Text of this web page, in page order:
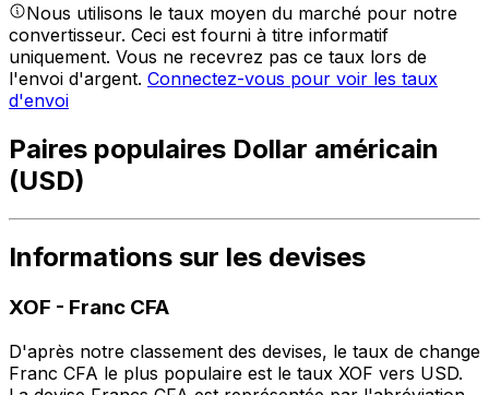
Nous utilisons le taux moyen du marché pour notre
convertisseur. Ceci est fourni à titre informatif
uniquement. Vous ne recevrez pas ce taux lors de
l'envoi d'argent. Connectez-vous pour voir les taux
d'envoi
Paires populaires Dollar américain
(USD)
Informations sur les devises
XOF - Franc CFA
D'après notre classement des devises, le taux de change
Franc CFA le plus populaire est le taux XOF vers USD.